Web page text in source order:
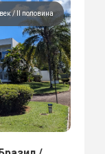
/ II половина